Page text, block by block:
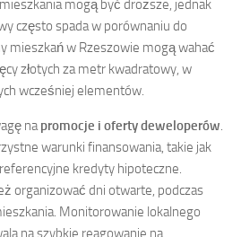
mogą być droższe, jednak
często spada w porównaniu do
mieszkań w Rzeszowie mogą wahać
złotych za metr kwadratowy, w
wcześniej elementów.
na promocje i oferty deweloperów
warunki finansowania, takie jak
kredyty hipoteczne.
organizować dni otwarte, podczas
Monitorowanie lokalnego
na szybkie reagowanie na